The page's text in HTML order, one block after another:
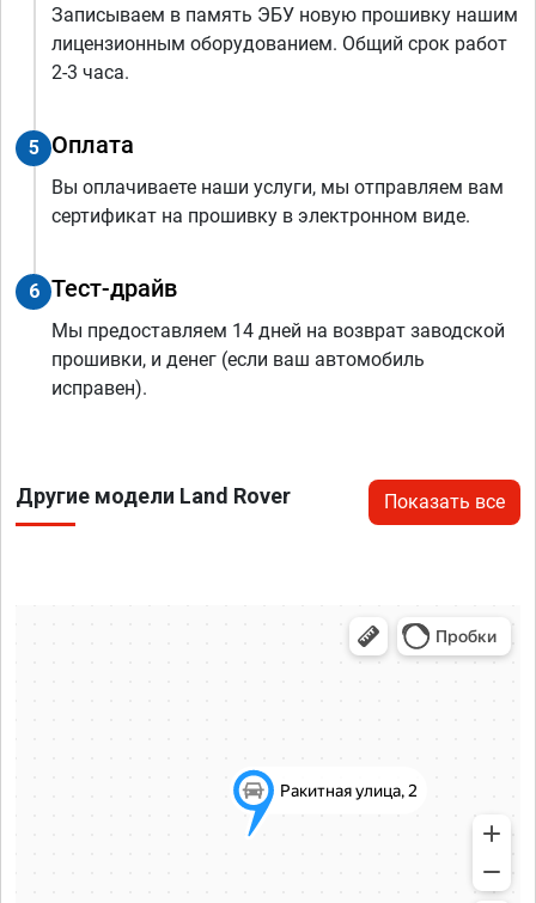
Записываем в память ЭБУ новую прошивку нашим
лицензионным оборудованием. Общий срок работ
2-3 часа.
5 Оплата
Вы оплачиваете наши услуги, мы отправляем вам
сертификат на прошивку в электронном виде.
6 Тест-драйв
Мы предоставляем 14 дней на возврат заводской
прошивки, и денег (если ваш автомобиль
исправен).
Другие модели Land Rover Показать все